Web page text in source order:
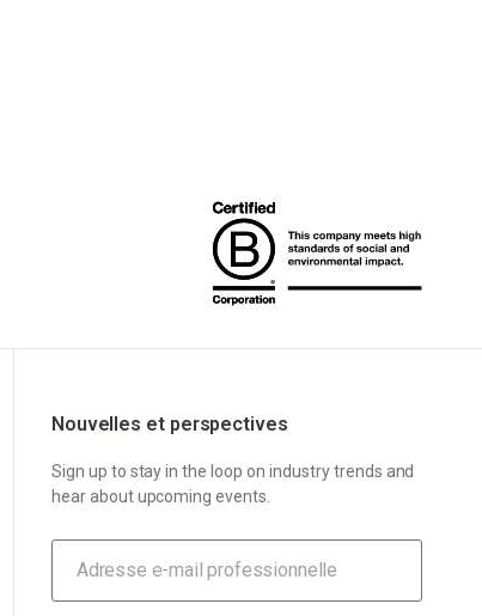
Nouvelles et perspectives
Sign up to stay in the loop on industry trends and
hear about upcoming events.